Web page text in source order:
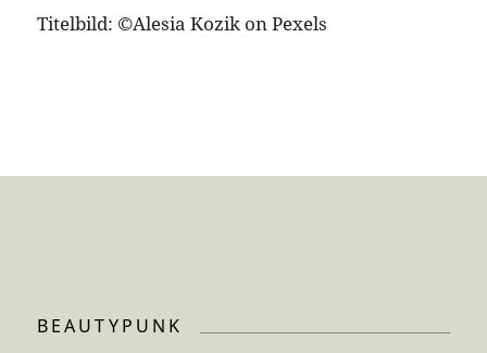
Titelbild: ©Alesia Kozik on Pexels
BEAUTYPUNK